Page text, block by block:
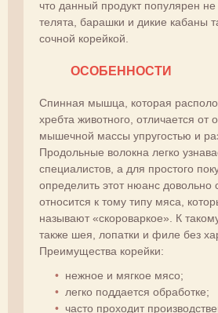
что данный продукт популярен не
телята, барашки и дикие кабаны
сочной корейкой.
ОСОБЕННОСТИ
Спинная мышца, которая
хребта животного, отличается от
мышечной массы упругостью и
Продольные волокна легко
специалистов, а для простого
определить этот нюанс довольно
относится к тому типу мяса,
называют «скороваркое». К
также шея, лопатки и филе без
Преимущества корейки:
нежное и мягкое мясо;
легко поддается обработке;
часто проходит